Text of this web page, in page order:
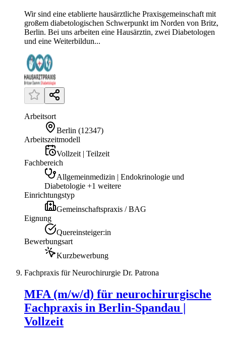
Wir sind eine etablierte hausärztliche Praxisgemeinschaft mit
großem diabetologischen Schwerpunkt im Norden von Britz,
Berlin. Bei uns arbeiten eine Hausärztin, zwei Diabetologen
und eine Weiterbildun...
Arbeitsort
Berlin (12347)
Arbeitszeitmodell
Vollzeit | Teilzeit
Fachbereich
Allgemeinmedizin | Endokrinologie und
Diabetologie +1 weitere
Einrichtungstyp
Gemeinschaftspraxis / BAG
Eignung
Quereinsteiger:in
Bewerbungsart
Kurzbewerbung
Fachpraxis für Neurochirurgie Dr. Patrona
MFA (m/w/d) für neurochirurgische
Fachpraxis in Berlin-Spandau |
Vollzeit